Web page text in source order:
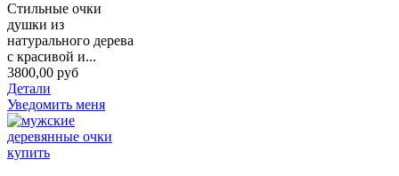
Стильные очки
душки из
натурального дерева
с красивой и...
3800,00 руб
Детали
Уведомить меня